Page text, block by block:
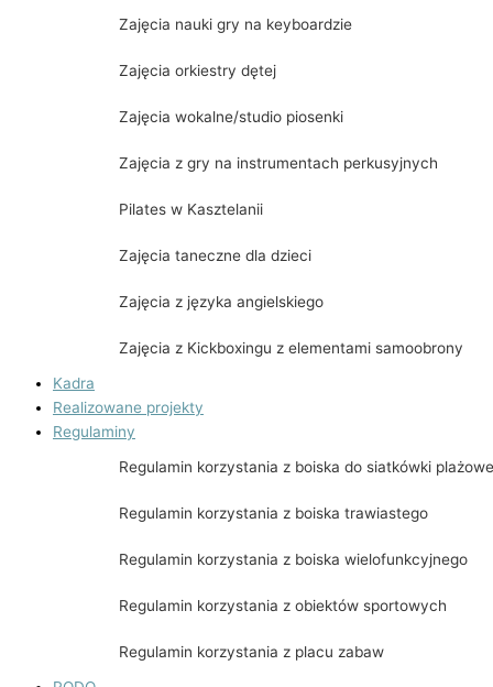
Zajęcia nauki gry na keyboardzie
Zajęcia orkiestry dętej
Zajęcia wokalne/studio piosenki
Zajęcia z gry na instrumentach perkusyjnych
Pilates w Kasztelanii
Zajęcia taneczne dla dzieci
Zajęcia z języka angielskiego
Zajęcia z Kickboxingu z elementami samoobrony
Kadra
Realizowane projekty
Regulaminy
Regulamin korzystania z boiska do siatkówki
Regulamin korzystania z boiska trawiastego
Regulamin korzystania z boiska wielofunkcyjnego
Regulamin korzystania z obiektów sportowych
Regulamin korzystania z placu zabaw